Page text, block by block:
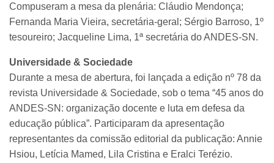
Compuseram a mesa da plenária: Cláudio Mendonça;
Fernanda Maria Vieira, secretária-geral; Sérgio Barroso, 1º
tesoureiro; Jacqueline Lima, 1ª secretária do ANDES-SN.
Universidade & Sociedade
Durante a mesa de abertura, foi lançada a edição nº 78 da
revista Universidade & Sociedade, sob o tema “45 anos do
ANDES-SN: organização docente e luta em defesa da
educação pública”. Participaram da apresentação
representantes da comissão editorial da publicação: Annie
Hsiou, Letícia Mamed, Lila Cristina e Eralci Terézio.